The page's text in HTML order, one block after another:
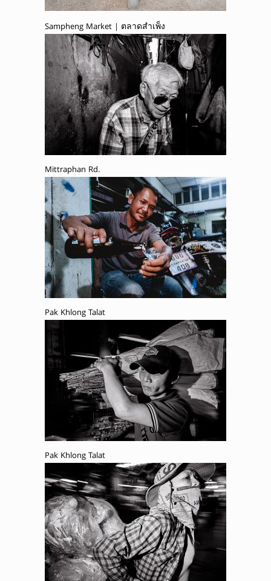
Sampheng Market | ตลาดสำเพ็ง
Mittraphan Rd.
Pak Khlong Talat
Pak Khlong Talat